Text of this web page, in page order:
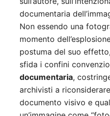
documentaria
Non essendo una
momento
postuma del suo effetto,
sfida i confini
documentaria,
archivisti a
documento visivo e